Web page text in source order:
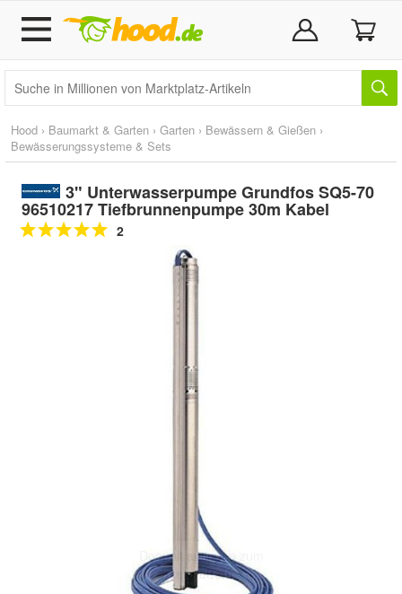
Hood › Baumarkt & Garten › Garten › Bewässern & Gießen ›
Bewässerungssysteme & Sets
3" Unterwasserpumpe Grundfos SQ5-70
96510217 Tiefbrunnenpumpe 30m Kabel
2
Doppelt antippen zum
vergrößern